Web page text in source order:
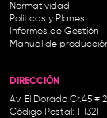
Normatividad
Políticas y Planes
Informes de Gestión
Manual de
DIRECCIÓN
Av. El Dorado Cr.45 #
Código Postal: 111321